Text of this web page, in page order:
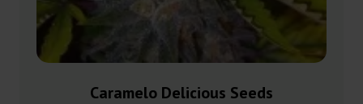
Caramelo Delicious Seeds